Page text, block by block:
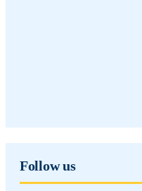
Follow us